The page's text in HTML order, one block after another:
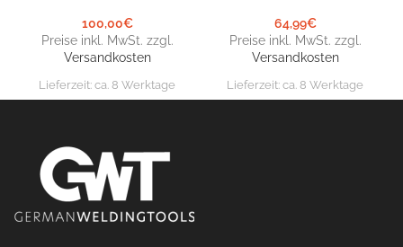
100,00€
Preise inkl. MwSt. zzgl.
Versandkosten
Lieferzeit:ca. 8 Werktage
64,99€
Preise inkl. MwSt. zzgl.
Versandkosten
Lieferzeit:ca. 8 Werktage